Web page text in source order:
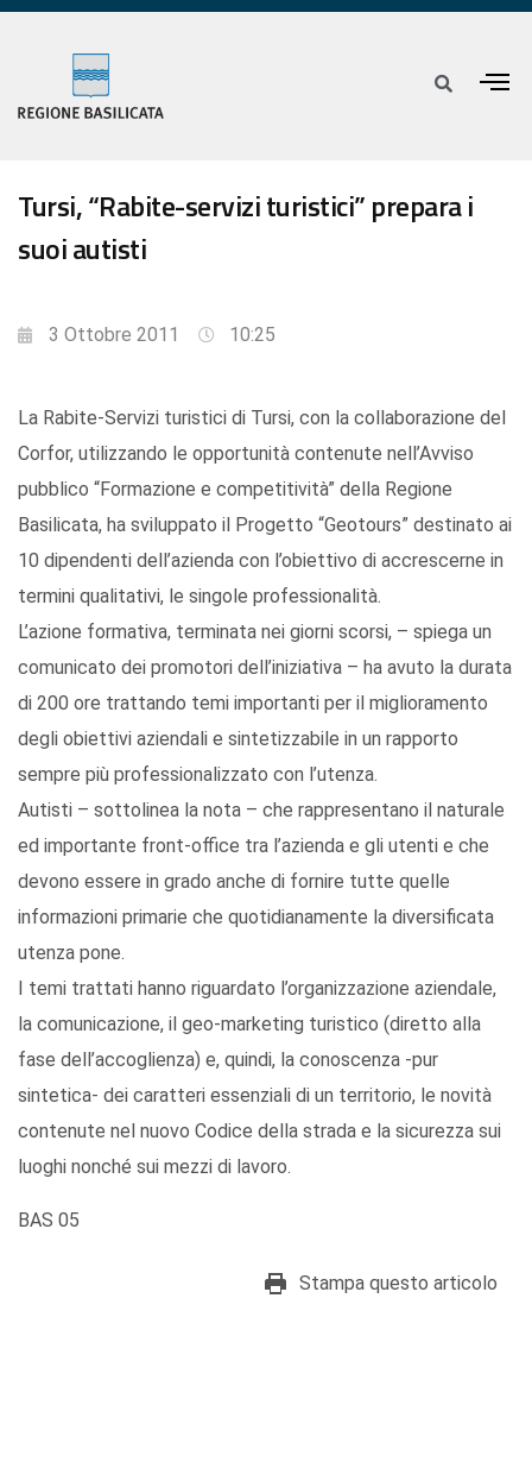
Tursi, “Rabite-servizi turistici” prepara i
suoi autisti
3 Ottobre 2011 10:25
La Rabite-Servizi turistici di Tursi, con la collaborazione del
Corfor, utilizzando le opportunità contenute nell’Avviso
pubblico “Formazione e competitività” della Regione
Basilicata, ha sviluppato il Progetto “Geotours” destinato ai
10 dipendenti dell’azienda con l’obiettivo di accrescerne in
termini qualitativi, le singole professionalità.
L’azione formativa, terminata nei giorni scorsi, – spiega un
comunicato dei promotori dell’iniziativa – ha avuto la durata
di 200 ore trattando temi importanti per il miglioramento
degli obiettivi aziendali e sintetizzabile in un rapporto
sempre più professionalizzato con l’utenza.
Autisti – sottolinea la nota – che rappresentano il naturale
ed importante front-office tra l’azienda e gli utenti e che
devono essere in grado anche di fornire tutte quelle
informazioni primarie che quotidianamente la diversificata
utenza pone.
I temi trattati hanno riguardato l’organizzazione aziendale,
la comunicazione, il geo-marketing turistico (diretto alla
fase dell’accoglienza) e, quindi, la conoscenza -pur
sintetica- dei caratteri essenziali di un territorio, le novità
contenute nel nuovo Codice della strada e la sicurezza sui
luoghi nonché sui mezzi di lavoro.
BAS 05
Stampa questo articolo